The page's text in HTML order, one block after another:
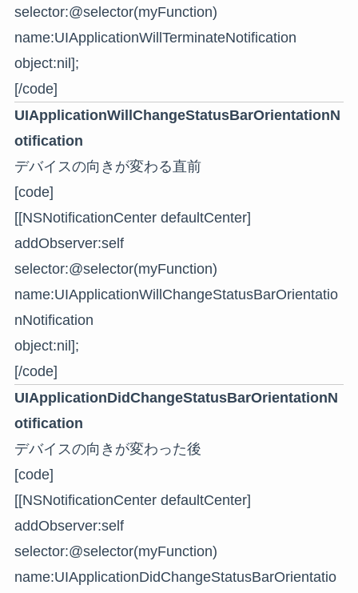
selector:@selector(myFunction)
name:UIApplicationWillTerminateNotification
object:nil];
[/code]
UIApplicationWillChangeStatusBarOrientationN
otification
デバイスの向きが変わる直前
[code]
[[NSNotificationCenter defaultCenter]
addObserver:self
selector:@selector(myFunction)
name:UIApplicationWillChangeStatusBarOrientatio
nNotification
object:nil];
[/code]
UIApplicationDidChangeStatusBarOrientationN
otification
デバイスの向きが変わった後
[code]
[[NSNotificationCenter defaultCenter]
addObserver:self
selector:@selector(myFunction)
name:UIApplicationDidChangeStatusBarOrientatio